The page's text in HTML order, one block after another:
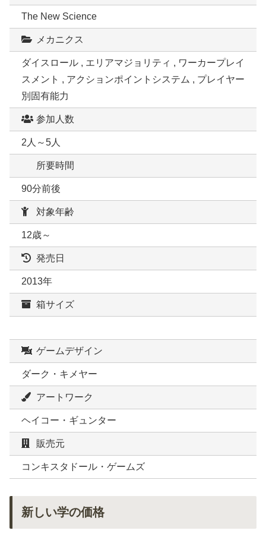
The New Science
メカニクス
ダイスロール , エリアマジョリティ , ワーカープレイ
スメント , アクションポイントシステム , プレイヤー
別固有能力
参加人数
2人～5人
所要時間
90分前後
対象年齢
12歳～
発売日
2013年
箱サイズ
ゲームデザイン
ダーク・キメヤー
アートワーク
ヘイコー・ギュンター
販売元
コンキスタドール・ゲームズ
新しい学の価格